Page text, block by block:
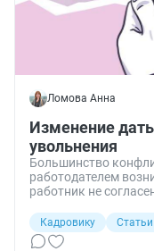
Ломова Анна
Изменение
увольнения
Большинство
работодателем
работник не
разобралась в этом
допустимо
Кадровику
Статьи